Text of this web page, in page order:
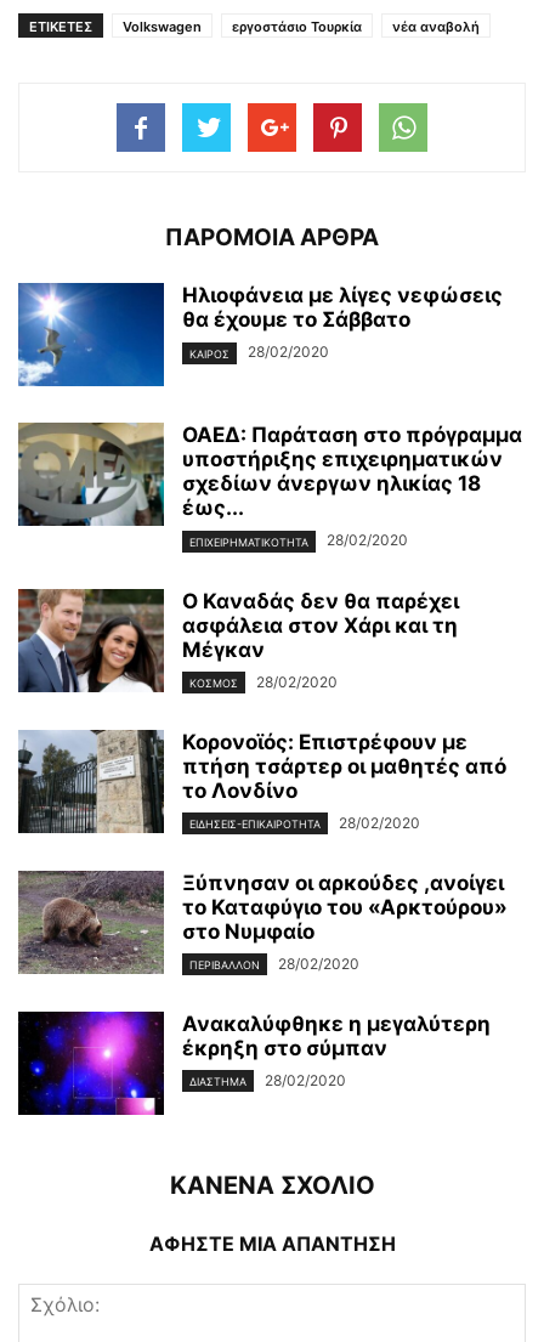
ΕΤΙΚΕΤΕΣ Volkswagen εργοστάσιο Τουρκία νέα αναβολή
ΠΑΡΟΜΟΙΑ ΑΡΘΡΑ
Ηλιοφάνεια με λίγες νεφώσεις
θα έχουμε το Σάββατο
ΚΑΙΡΌΣ 28/02/2020
ΟΑΕΔ: Παράταση στο πρόγραμμα
υποστήριξης επιχειρηματικών
σχεδίων άνεργων ηλικίας 18
έως...
ΕΠΙΧΕΙΡΗΜΑΤΙΚΌΤΗΤΑ 28/02/2020
Ο Καναδάς δεν θα παρέχει
ασφάλεια στον Χάρι και τη
Μέγκαν
ΚΌΣΜΟΣ 28/02/2020
Κορονοϊός: Επιστρέφουν με
πτήση τσάρτερ οι μαθητές από
το Λονδίνο
ΕΙΔΉΣΕΙΣ-ΕΠΙΚΑΙΡΌΤΗΤΑ 28/02/2020
Ξύπνησαν οι αρκούδες ,ανοίγει
το Καταφύγιο του «Αρκτούρου»
στο Νυμφαίο
ΠΕΡΙΒΆΛΛΟΝ 28/02/2020
Ανακαλύφθηκε η μεγαλύτερη
έκρηξη στο σύμπαν
ΔΙΆΣΤΗΜΑ 28/02/2020
ΚΑΝΕΝΑ ΣΧΟΛΙΟ
ΑΦΗΣΤΕ ΜΙΑ ΑΠΑΝΤΗΣΗ